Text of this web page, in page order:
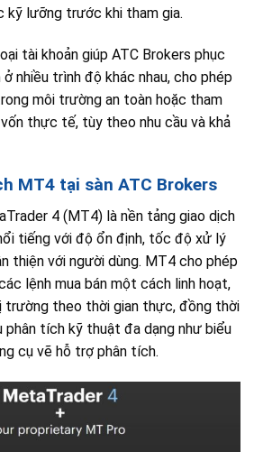
kỹ lưỡng trước khi tham gia.
tài khoản giúp ATC Brokers phục
nhiều trình độ khác nhau, cho phép
môi trường an toàn hoặc tham
thực tế, tùy theo nhu cầu và khả
MT4 tại sàn ATC Brokers
4 (MT4) là nền tảng giao dịch
tiếng với độ ổn định, tốc độ xử lý
thiện với người dùng. MT4 cho phép
lệnh mua bán một cách linh hoạt,
trường theo thời gian thực, đồng thời
tích kỹ thuật đa dạng như biểu
cụ vẽ hỗ trợ phân tích.